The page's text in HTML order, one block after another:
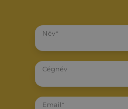
Név*
Cégnév
Email*